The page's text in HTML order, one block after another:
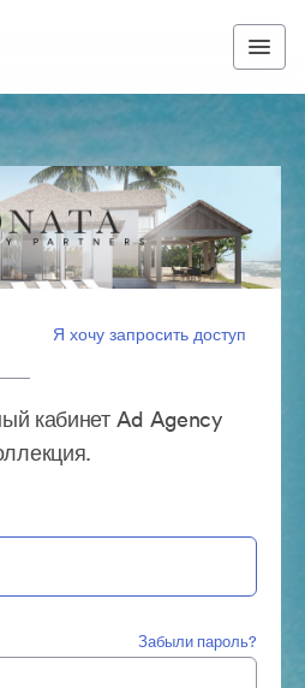
Я хочу запросить доступ
кабинет Ad Agency
Забыли пароль?